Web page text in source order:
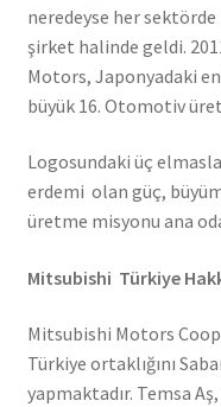
neredeyse her
şirket halinde geldi.
Motors, Japonyadaki
büyük 16. Otomotiv
Logosundaki üç
erdemi olan güç,
üretme misyonu ana
Mitsubishi Türkiye
Mitsubishi Motors
Türkiye ortaklığını
yapmaktadır. Temsa